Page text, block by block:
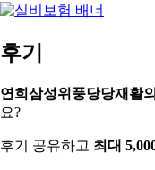
후기
연희삼성위풍당당재활
요?
후기 공유하고 최대